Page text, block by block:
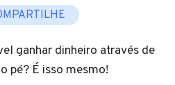
ganhar dinheiro através de
pé? É isso mesmo!